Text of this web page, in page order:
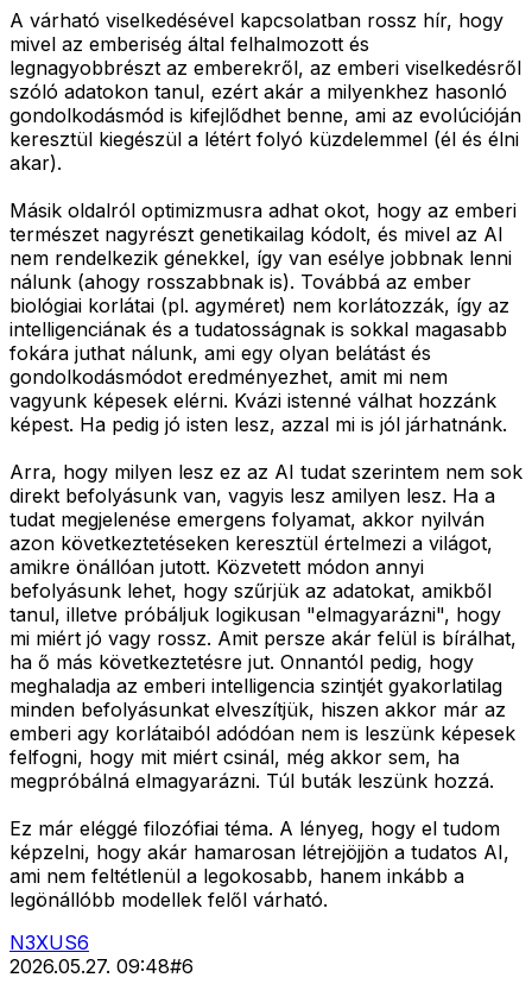
A várható viselkedésével kapcsolatban rossz hír, hogy
mivel az emberiség által felhalmozott és
legnagyobbrészt az emberekről, az emberi viselkedésről
szóló adatokon tanul, ezért akár a milyenkhez hasonló
gondolkodásmód is kifejlődhet benne, ami az evolúcióján
keresztül kiegészül a létért folyó küzdelemmel (él és élni
akar).
Másik oldalról optimizmusra adhat okot, hogy az emberi
természet nagyrészt genetikailag kódolt, és mivel az AI
nem rendelkezik génekkel, így van esélye jobbnak lenni
nálunk (ahogy rosszabbnak is). Továbbá az ember
biológiai korlátai (pl. agyméret) nem korlátozzák, így az
intelligenciának és a tudatosságnak is sokkal magasabb
fokára juthat nálunk, ami egy olyan belátást és
gondolkodásmódot eredményezhet, amit mi nem
vagyunk képesek elérni. Kvázi istenné válhat hozzánk
képest. Ha pedig jó isten lesz, azzal mi is jól járhatnánk.
Arra, hogy milyen lesz ez az AI tudat szerintem nem sok
direkt befolyásunk van, vagyis lesz amilyen lesz. Ha a
tudat megjelenése emergens folyamat, akkor nyilván
azon következtetéseken keresztül értelmezi a világot,
amikre önállóan jutott. Közvetett módon annyi
befolyásunk lehet, hogy szűrjük az adatokat, amikből
tanul, illetve próbáljuk logikusan "elmagyarázni", hogy
mi miért jó vagy rossz. Amit persze akár felül is bírálhat,
ha ő más következtetésre jut. Onnantól pedig, hogy
meghaladja az emberi intelligencia szintjét gyakorlatilag
minden befolyásunkat elveszítjük, hiszen akkor már az
emberi agy korlátaiból adódóan nem is leszünk képesek
felfogni, hogy mit miért csinál, még akkor sem, ha
megpróbálná elmagyarázni. Túl buták leszünk hozzá.
Ez már eléggé filozófiai téma. A lényeg, hogy el tudom
képzelni, hogy akár hamarosan létrejöjjön a tudatos AI,
ami nem feltétlenül a legokosabb, hanem inkább a
legönállóbb modellek felől várható.
N3XUS6
2026.05.27. 09:48#6